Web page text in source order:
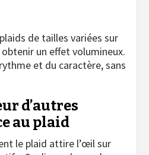
de tailles variées sur
un effet volumineux.
et du caractère, sans
d’autres
au plaid
le plaid attire l’œil sur